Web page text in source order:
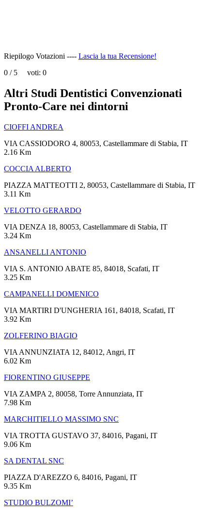
Riepilogo Votazioni ---- Lascia la tua Recensione!
0 / 5 voti: 0
Altri Studi Dentistici Convenzionati
Pronto-Care nei dintorni
CIOFFI ANDREA
VIA CASSIODORO 4, 80053, Castellammare di Stabia, IT
2.16 Km
COCCIA ALBERTO
PIAZZA MATTEOTTI 2, 80053, Castellammare di Stabia, IT
3.11 Km
VELOTTO GERARDO
VIA DENZA 18, 80053, Castellammare di Stabia, IT
3.24 Km
ANSANELLI ANTONIO
VIA S. ANTONIO ABATE 85, 84018, Scafati, IT
3.25 Km
CAMPANELLI DOMENICO
VIA MARTIRI D'UNGHERIA 161, 84018, Scafati, IT
3.92 Km
ZOLFERINO BIAGIO
VIA ANNUNZIATA 12, 84012, Angri, IT
6.02 Km
FIORENTINO GIUSEPPE
VIA ZAMPA 2, 80058, Torre Annunziata, IT
7.98 Km
MARCHITIELLO MASSIMO SNC
VIA TROTTA GUSTAVO 37, 84016, Pagani, IT
9.06 Km
SA DENTAL SNC
PIAZZA D'AREZZO 6, 84016, Pagani, IT
9.35 Km
STUDIO BULZOMI’